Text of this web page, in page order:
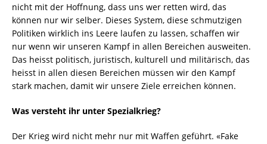
nicht mit der Hoffnung, dass uns wer retten wird, das
können nur wir selber. Dieses System, diese schmutzigen
Politiken wirklich ins Leere laufen zu lassen, schaffen wir
nur wenn wir unseren Kampf in allen Bereichen ausweiten.
Das heisst politisch, juristisch, kulturell und militärisch, das
heisst in allen diesen Bereichen müssen wir den Kampf
stark machen, damit wir unsere Ziele erreichen können.
Was versteht ihr unter Spezialkrieg?
Der Krieg wird nicht mehr nur mit Waffen geführt. «Fake